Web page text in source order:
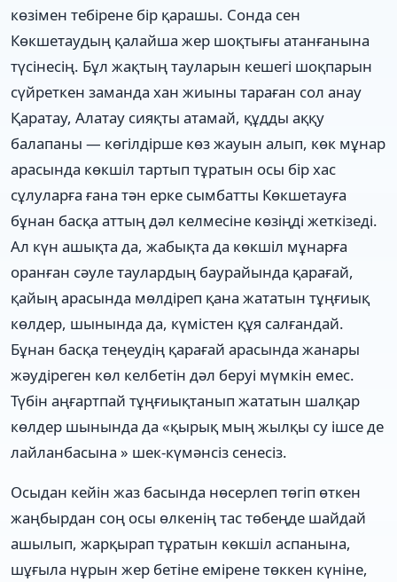
көзімен тебірене бір қарашы. Сонда сен
Көкшетаудың қалайша жер шоқтығы атанғанына
түсінесің. Бұл жақтың тауларын кешегі шоқпарын
сүйреткен заманда хан жиыны тараған сол анау
Қаратау, Алатау сияқты атамай, құдды аққу
балапаны — көгілдірше көз жауын алып, көк мұнар
арасында көкшіл тартып тұратын осы бір хас
сұлуларға ғана тән ерке сымбатты Көкшетауға
бұнан басқа аттың дәл келмесіне көзіңді жеткізеді.
Ал күн ашықта да, жабықта да көкшіл мұнарға
оранған сәуле таулардың баурайында қарағай,
қайың арасында мөлдіреп қана жататын тұңғиық
көлдер, шынында да, күмістен құя салғандай.
Бұнан басқа теңеудің қарағай арасында жанары
жәудіреген көл келбетін дәл беруі мүмкін емес.
Түбін аңғартпай тұңғиықтанып жататын шалқар
көлдер шынында да «қырық мың жылқы су ішсе де
лайланбасына » шек-күмәнсіз сенесіз.
Осыдан кейін жаз басында нөсерлеп төгіп өткен
жаңбырдан соң осы өлкенің тас төбеңде шайдай
ашылып, жарқырап тұратын көкшіл аспанына,
шұғыла нұрын жер бетіне емірене төккен күніне,